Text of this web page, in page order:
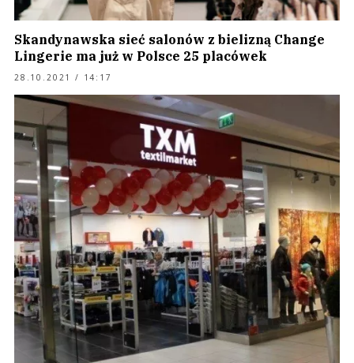
Skandynawska sieć salonów z bielizną Change
Lingerie ma już w Polsce 25 placówek
28.10.2021 / 14:17